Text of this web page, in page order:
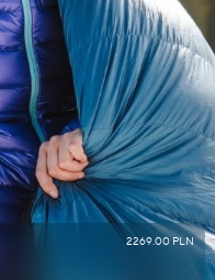
2269.00 PLN